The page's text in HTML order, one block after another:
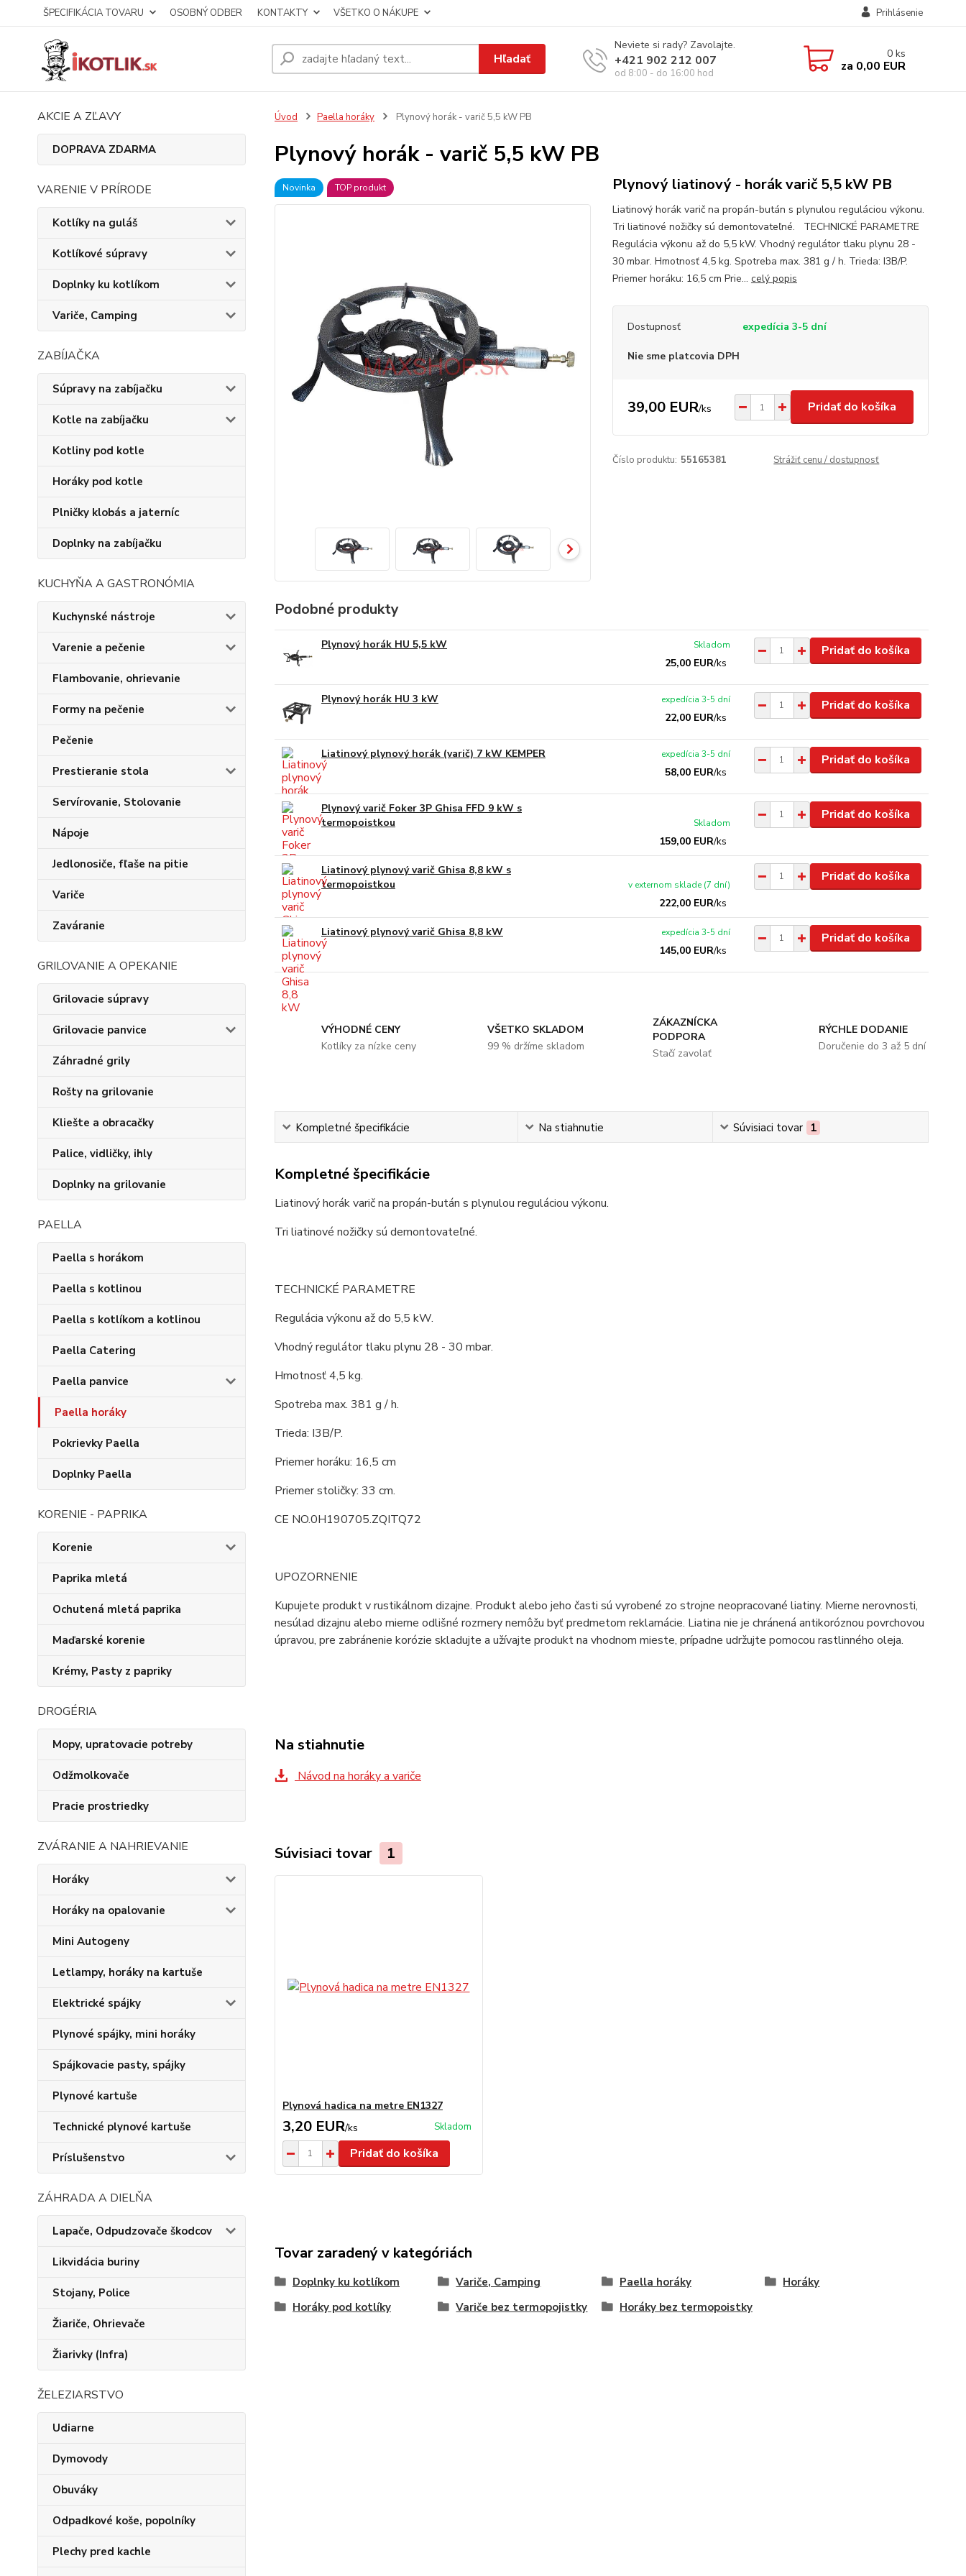
ŠPECIFIKÁCIA TOVARU OSOBNÝ ODBER KONTAKTY VŠETKO O NÁKUPE Prihlásenie
Hľadať
Neviete si rady? Zavolajte.
+421 902 212 007
od 8:00 - do 16:00 hod
0 ks
za 0,00 EUR
AKCIE A ZĽAVY
DOPRAVA ZDARMA
VARENIE V PRÍRODE
Kotlíky na guláš
Kotlíkové súpravy
Doplnky ku kotlíkom
Variče, Camping
ZABÍJAČKA
Súpravy na zabíjačku
Kotle na zabíjačku
Kotliny pod kotle
Horáky pod kotle
Plničky klobás a jaterníc
Doplnky na zabíjačku
KUCHYŇA A GASTRONÓMIA
Kuchynské nástroje
Varenie a pečenie
Flambovanie, ohrievanie
Formy na pečenie
Pečenie
Prestieranie stola
Servírovanie, Stolovanie
Nápoje
Jedlonosiče, fľaše na pitie
Variče
Zaváranie
GRILOVANIE A OPEKANIE
Grilovacie súpravy
Grilovacie panvice
Záhradné grily
Rošty na grilovanie
Kliešte a obracačky
Palice, vidličky, ihly
Doplnky na grilovanie
PAELLA
Paella s horákom
Paella s kotlinou
Paella s kotlíkom a kotlinou
Paella Catering
Paella panvice
Paella horáky
Pokrievky Paella
Doplnky Paella
KORENIE - PAPRIKA
Korenie
Paprika mletá
Ochutená mletá paprika
Maďarské korenie
Krémy, Pasty z papriky
DROGÉRIA
Mopy, upratovacie potreby
Odžmolkovače
Pracie prostriedky
ZVÁRANIE A NAHRIEVANIE
Horáky
Horáky na opalovanie
Mini Autogeny
Letlampy, horáky na kartuše
Elektrické spájky
Plynové spájky, mini horáky
Spájkovacie pasty, spájky
Plynové kartuše
Technické plynové kartuše
Príslušenstvo
ZÁHRADA A DIELŇA
Lapače, Odpudzovače škodcov
Likvidácia buriny
Stojany, Police
Žiariče, Ohrievače
Žiarivky (Infra)
ŽELEZIARSTVO
Udiarne
Dymovody
Obuváky
Odpadkové koše, popolníky
Plechy pred kachle
Úvod Paella horáky Plynový horák - varič 5,5 kW PB
Plynový horák - varič 5,5 kW PB
Novinka TOP produkt Plynový liatinový - horák varič 5,5 kW PB
Liatinový horák varič na propán-bután s plynulou reguláciou výkonu.
Tri liatinové nožičky sú demontovateľné. TECHNICKÉ PARAMETRE
Regulácia výkonu až do 5,5 kW. Vhodný regulátor tlaku plynu 28 -
30 mbar. Hmotnosť 4,5 kg. Spotreba max. 381 g / h. Trieda: I3B/P.
Priemer horáku: 16,5 cm Prie... celý popis
Dostupnosť expedícia 3-5 dní
Nie sme platcovia DPH
39,00 EUR/ks Pridať do košíka
Číslo produktu: 55165381 Strážiť cenu / dostupnosť
Podobné produkty
Plynový horák HU 5,5 kW
25,00 EUR/ks
Skladom Pridať do košíka
Plynový horák HU 3 kW
22,00 EUR/ks
expedícia 3-5 dní Pridať do košíka
Liatinový plynový horák (varič) 7 kW KEMPER
58,00 EUR/ks
expedícia 3-5 dní Pridať do košíka
Plynový varič Foker 3P Ghisa FFD 9 kW s
termopoistkou
159,00 EUR/ks
Skladom
Pridať do košíka
Liatinový plynový varič Ghisa 8,8 kW s
termopoistkou
222,00 EUR/ks
v externom sklade (7 dní)
Pridať do košíka
Liatinový plynový varič Ghisa 8,8 kW
145,00 EUR/ks
expedícia 3-5 dní Pridať do košíka
VÝHODNÉ CENY
Kotlíky za nízke ceny
VŠETKO SKLADOM
99 % držíme skladom
ZÁKAZNÍCKA
PODPORA
Stačí zavolať
RÝCHLE DODANIE
Doručenie do 3 až 5 dní
Kompletné špecifikácie Na stiahnutie Súvisiaci tovar 1
Kompletné špecifikácie
Liatinový horák varič na propán-bután s plynulou reguláciou výkonu.
Tri liatinové nožičky sú demontovateľné.
TECHNICKÉ PARAMETRE
Regulácia výkonu až do 5,5 kW.
Vhodný regulátor tlaku plynu 28 - 30 mbar.
Hmotnosť 4,5 kg.
Spotreba max. 381 g / h.
Trieda: I3B/P.
Priemer horáku: 16,5 cm
Priemer stoličky: 33 cm.
CE NO.0H190705.ZQITQ72
UPOZORNENIE
Kupujete produkt v rustikálnom dizajne. Produkt alebo jeho časti sú vyrobené zo strojne neopracované liatiny. Mierne nerovnosti,
nesúlad dizajnu alebo mierne odlišné rozmery nemôžu byť predmetom reklamácie. Liatina nie je chránená antikoróznou povrchovou
úpravou, pre zabránenie korózie skladujte a užívajte produkt na vhodnom mieste, prípadne udržujte pomocou rastlinného oleja.
Na stiahnutie
Návod na horáky a variče
Súvisiaci tovar 1
Plynová hadica na metre EN1327
3,20 EUR/ks Skladom
Pridať do košíka
Tovar zaradený v kategóriách
Doplnky ku kotlíkom Variče, Camping Paella horáky
Horáky
Horáky pod kotlíky
Variče bez termopojistky Horáky bez termopoistky